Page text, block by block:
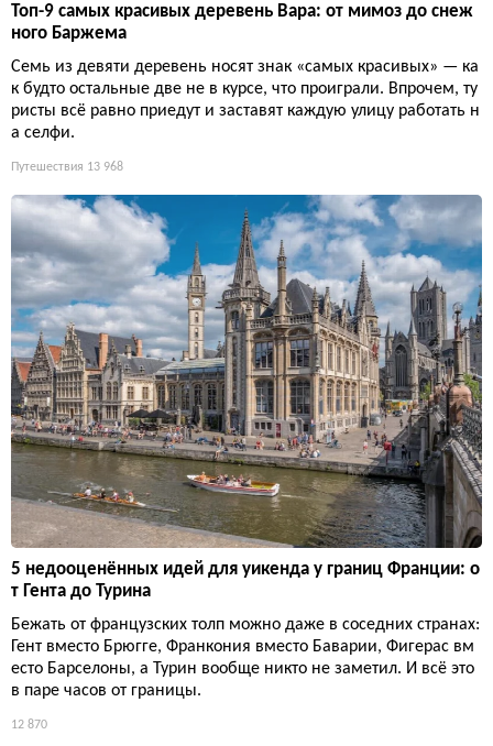
Топ-9 самых красивых деревень Вара: от мимоз до снеж
ного Баржема
Семь из девяти деревень носят знак «самых красивых» — ка
к будто остальные две не в курсе, что проиграли. Впрочем, ту
ристы всё равно приедут и заставят каждую улицу работать н
а селфи.
Путешествия 13 968
5 недооценённых идей для уикенда у границ Франции: о
т Гента до Турина
Бежать от французских толп можно даже в соседних странах:
Гент вместо Брюгге, Франкония вместо Баварии, Фигерас вм
есто Барселоны, а Турин вообще никто не заметил. И всё это
в паре часов от границы.
12 870